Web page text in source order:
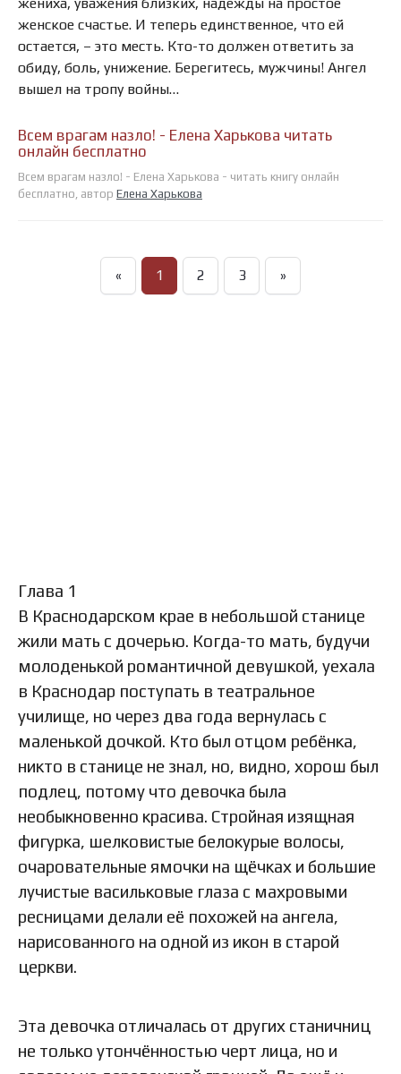
женское счастье. И теперь единственное, что ей
остается, – это месть. Кто-то должен ответить за
обиду, боль, унижение. Берегитесь, мужчины! Ангел
вышел на тропу войны…
Всем врагам назло! - Елена Харькова читать
онлайн бесплатно
Всем врагам назло! - Елена Харькова - читать книгу онлайн
бесплатно, автор Елена Харькова
« 1 2 3 »
Глава 1
В Краснодарском крае в небольшой станице
жили мать с дочерью. Когда-то мать, будучи
молоденькой романтичной девушкой, уехала
в Краснодар поступать в театральное
училище, но через два года вернулась с
маленькой дочкой. Кто был отцом ребёнка,
никто в станице не знал, но, видно, хорош был
подлец, потому что девочка была
необыкновенно красива. Стройная изящная
фигурка, шелковистые белокурые волосы,
очаровательные ямочки на щёчках и большие
лучистые васильковые глаза с махровыми
ресницами делали её похожей на ангела,
нарисованного на одной из икон в старой
церкви.
Эта девочка отличалась от других станичниц
не только утончённостью черт лица, но и